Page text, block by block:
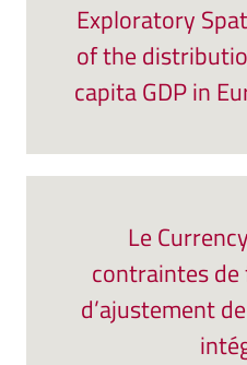
Exploratory
of the
capita GDP in
Le
contraintes
d’ajustement